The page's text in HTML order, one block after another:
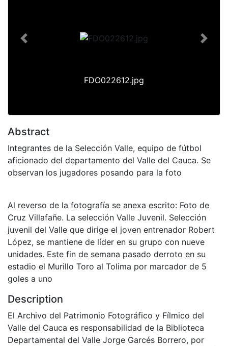
FDO022612.jpg
Previous Next
Abstract
Integrantes de la Selección Valle, equipo de fútbol
aficionado del departamento del Valle del Cauca. Se
observan los jugadores posando para la foto
Al reverso de la fotografía se anexa escrito: Foto de
Cruz Villafañe. La selección Valle Juvenil. Selección
juvenil del Valle que dirige el joven entrenador Robert
López, se mantiene de líder en su grupo con nueve
unidades. Este fin de semana pasado derroto en su
estadio el Murillo Toro al Tolima por marcador de 5
goles a uno
Description
El Archivo del Patrimonio Fotográfico y Fílmico del
Valle del Cauca es responsabilidad de la Biblioteca
Departamental del Valle Jorge Garcés Borrero, por